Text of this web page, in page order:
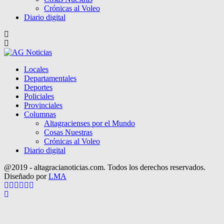
Crónicas al Voleo
Diario digital
Locales
Departamentales
Deportes
Policiales
Provinciales
Columnas
Altagracienses por el Mundo
Cosas Nuestras
Crónicas al Voleo
Diario digital
@2019 - altagracianoticias.com. Todos los derechos reservados.
Diseñado porLMA
Facebook
Twitter
Instagram
Pinterest
Google